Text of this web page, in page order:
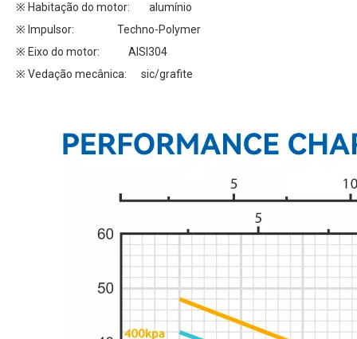
※ Habitação do motor: alumínio
※ Impulsor: Techno-Polymer
※ Eixo do motor: AISI304
※ Vedação mecânica: sic/grafite